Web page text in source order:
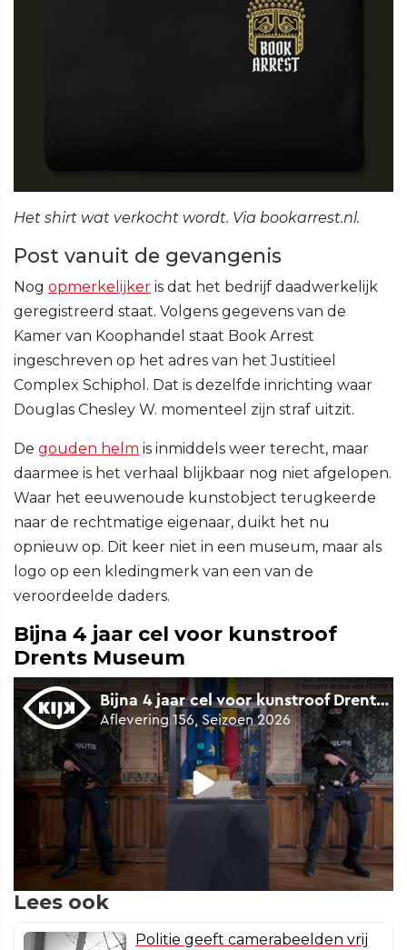
Het shirt wat verkocht wordt. Via bookarrest.nl.
Post vanuit de gevangenis
Nog opmerkelijker is dat het bedrijf daadwerkelijk
geregistreerd staat. Volgens gegevens van de
Kamer van Koophandel staat Book Arrest
ingeschreven op het adres van het Justitieel
Complex Schiphol. Dat is dezelfde inrichting waar
Douglas Chesley W. momenteel zijn straf uitzit.
De gouden helm is inmiddels weer terecht, maar
daarmee is het verhaal blijkbaar nog niet afgelopen.
Waar het eeuwenoude kunstobject terugkeerde
naar de rechtmatige eigenaar, duikt het nu
opnieuw op. Dit keer niet in een museum, maar als
logo op een kledingmerk van een van de
veroordeelde daders.
Bijna 4 jaar cel voor kunstroof
Drents Museum
Lees ook
Politie geeft camerabeelden vrij